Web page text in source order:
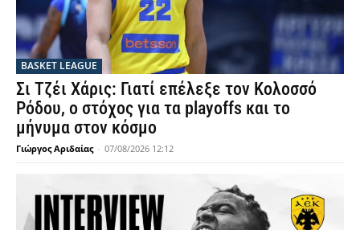
BASKET LEAGUE
Σι Τζέι Χάρις: Γιατί επέλεξε τον Κολοσσό
Ρόδου, ο στόχος για τα playoffs και το
μήνυμα στον κόσμο
Γιώργος Αριδαίας - 07/08/2026 12:12